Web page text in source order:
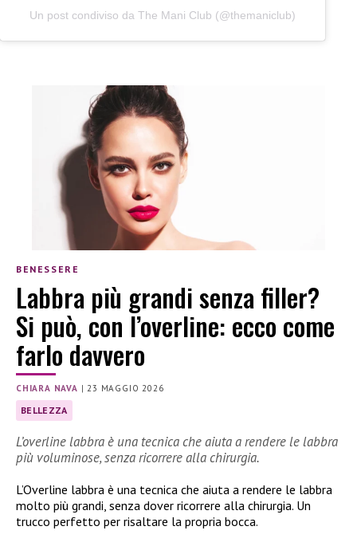
Un post condiviso da The Mani Club (@themaniclub)
BENESSERE
Labbra più grandi senza filler?
Si può, con l’overline: ecco come
farlo davvero
CHIARA NAVA | 23 MAGGIO 2026
BELLEZZA
L’overline labbra è una tecnica che aiuta a rendere le labbra
più voluminose, senza ricorrere alla chirurgia.
L’Overline labbra è una tecnica che aiuta a rendere le labbra
molto più grandi, senza dover ricorrere alla chirurgia. Un
trucco perfetto per risaltare la propria bocca.